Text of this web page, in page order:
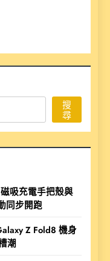
搜
尋
吸充電手把殼與
同步開跑
Z Fold8 機身
潮